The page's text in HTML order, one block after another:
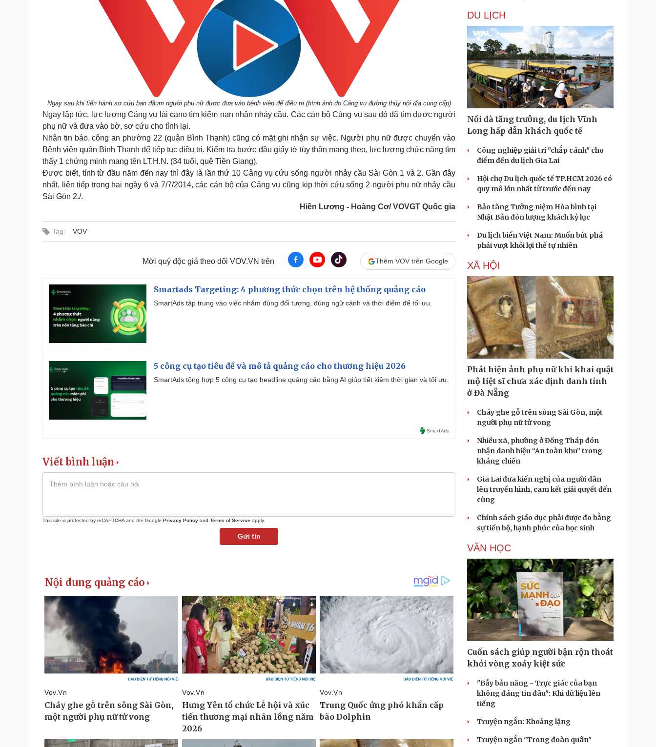
Ngay sau khi tiến hành sơ cứu ban đầum người phụ nữ được đưa vào bệnh viên để điều trị (hình ảnh do Cảng vụ đường thủy nội địa cung cấp)
Ngay lập tức, lực lượng Cảng vụ lái cano tìm kiếm nạn nhân nhảy cầu. Các cán bộ Cảng vụ sau đó đã tìm được người
phụ nữ và đưa vào bờ, sơ cứu cho tỉnh lại.
Nhận tin báo, công an phường 22 (quận Bình Thạnh) cũng có mặt ghi nhận sự việc. Người phụ nữ được chuyển vào
Bệnh viện quận Bình Thạnh để tiếp tục điều trị. Kiểm tra bước đầu giấy tờ tùy thân mang theo, lực lượng chức năng tìm
thấy 1 chứng minh mang tên LT.H.N. (34 tuổi, quê Tiền Giang).
Được biết, tính từ đầu năm đến nay thì đây là lần thứ 10 Cảng vụ cứu sống người nhảy cầu Sài Gòn 1 và 2. Gần đây
nhất, liên tiếp trong hai ngày 6 và 7/7/2014, các cán bộ của Cảng vụ cũng kịp thời cứu sống 2 người phụ nữ nhảy cầu
Sài Gòn 2./.
Hiền Lương - Hoàng Cơ/ VOVGT Quốc gia
Tag: VOV
Mời quý độc giả theo dõi VOV.VN trên Thêm VOV trên Google
Smartads Targeting: 4 phương thức chọn trên hệ thống quảng cáo
SmartAds tập trung vào việc nhắm đúng đối tượng, đúng ngữ cảnh và thời điểm để tối ưu.
5 công cụ tạo tiêu đề và mô tả quảng cáo cho thương hiệu 2026
SmartAds tổng hợp 5 công cụ tạo headline quảng cáo bằng AI giúp tiết kiệm thời gian và tối ưu.
Viết bình luận
This site is protected by reCAPTCHA and the Google Privacy Policy and Terms of Service apply.
Gửi tin
DU LỊCH
Nối đà tăng trưởng, du lịch Vĩnh
Long hấp dẫn khách quốc tế
Công nghiệp giải trí "chắp cánh" cho
điểm đến du lịch Gia Lai
Hội chợ Du lịch quốc tế TP.HCM 2026 có
quy mô lớn nhất từ trước đến nay
Bảo tàng Tưởng niệm Hòa bình tại
Nhật Bản đón lượng khách kỷ lục
Du lịch biển Việt Nam: Muốn bứt phá
phải vượt khỏi lợi thế tự nhiên
XÃ HỘI
Phát hiện ảnh phụ nữ khi khai quật
mộ liệt sĩ chưa xác định danh tính
ở Đà Nẵng
Cháy ghe gỗ trên sông Sài Gòn, một
người phụ nữ tử vong
Nhiều xã, phường ở Đồng Tháp đón
nhận danh hiệu “An toàn khu” trong
kháng chiến
Gia Lai đưa kiến nghị của người dân
lên truyền hình, cam kết giải quyết đến
cùng
Chính sách giáo dục phải được đo bằng
sự tiến bộ, hạnh phúc của học sinh
VĂN HỌC
Cuốn sách giúp người bận rộn thoát
khỏi vòng xoáy kiệt sức
"Bẫy bản năng - Trực giác của bạn
không đáng tin đâu": Khi dữ liệu lên
tiếng
Truyện ngắn: Khoảng lặng
Truyện ngắn "Trong đoàn quân"